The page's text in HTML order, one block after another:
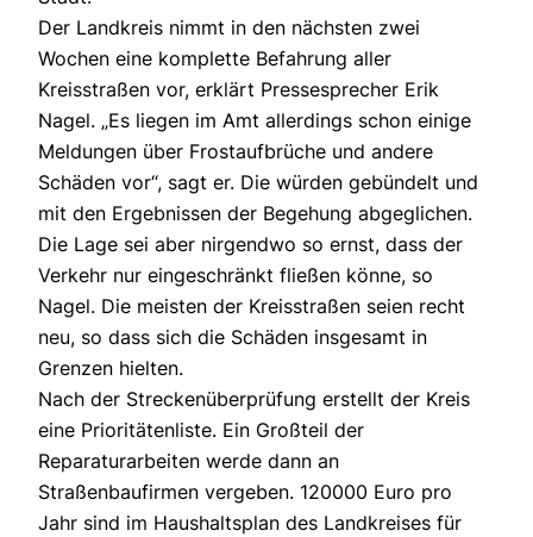
Der Landkreis nimmt in den nächsten zwei
Wochen eine komplette Befahrung aller
Kreisstraßen vor, erklärt Pressesprecher Erik
Nagel. „Es liegen im Amt allerdings schon einige
Meldungen über Frostaufbrüche und andere
Schäden vor“, sagt er. Die würden gebündelt und
mit den Ergebnissen der Begehung abgeglichen.
Die Lage sei aber nirgendwo so ernst, dass der
Verkehr nur eingeschränkt fließen könne, so
Nagel. Die meisten der Kreisstraßen seien recht
neu, so dass sich die Schäden insgesamt in
Grenzen hielten.
Nach der Streckenüberprüfung erstellt der Kreis
eine Prioritätenliste. Ein Großteil der
Reparaturarbeiten werde dann an
Straßenbaufirmen vergeben. 120000 Euro pro
Jahr sind im Haushaltsplan des Landkreises für